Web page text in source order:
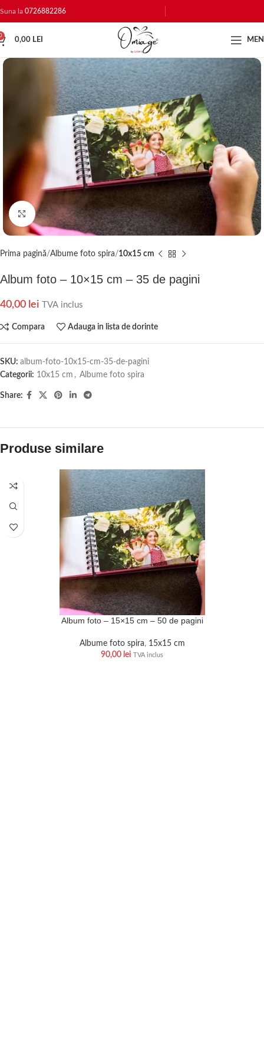
Suna la 0726882286
0,00 LEI
Click to enlarge
Prima pagină Albume foto spira 10x15 cm
Album foto – 10×15 cm – 35 de pagini
40,00 lei TVA inclus
Compara Adauga in lista de dorinte
SKU: album-foto-10x15-cm-35-de-pagini
Categorii: 10x15 cm , Albume foto spira
Share:
Produse similare
Album foto – 15×15 cm – 50 de pagini
Albume foto spira, 15x15 cm
90,00 lei TVA inclus